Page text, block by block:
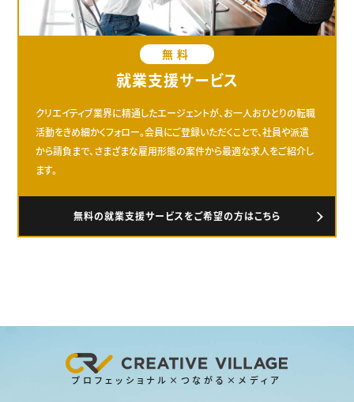
無料
就業支援サービス
クリエイティブ業界に精通したエージェントが、お一人おひとりの転職
活動をきめ細かくフォロー。会員にご登録いただくことで、社員や派遣
から請負まで、さまざまな雇用形態の案件から最適な求人をご紹介し
ます。
無料の就業支援サービスをご希望の方はこちら
プロフェッショナル×つながる×メディア